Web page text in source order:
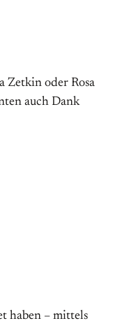
Zetkin oder Rosa
auch Dank
haben – mittels